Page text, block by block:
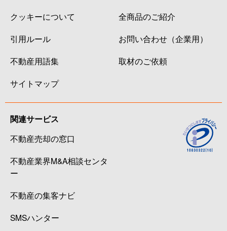
クッキーについて
引用ルール
不動産用語集
サイトマップ
全商品のご紹介
お問い合わせ（企業用）
取材のご依頼
関連サービス
不動産売却の窓口
不動産業界M&A相談センタ
ー
不動産の集客ナビ
SMSハンター